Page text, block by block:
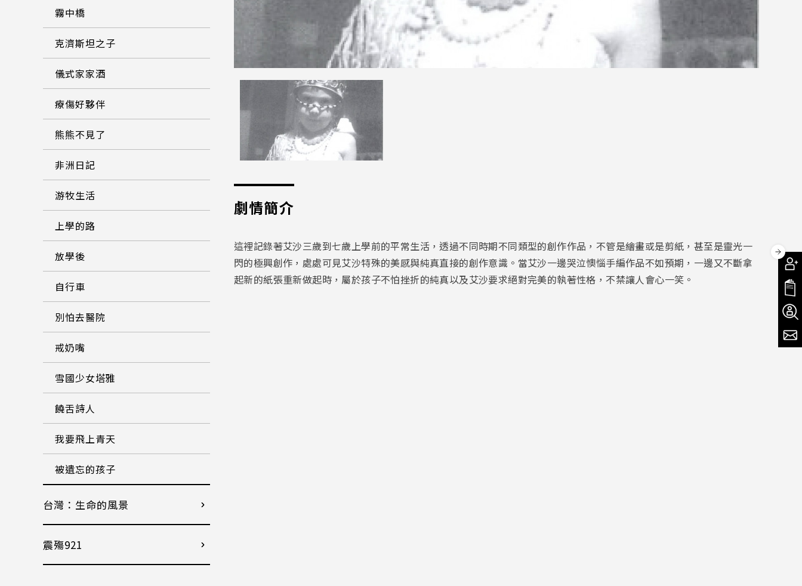
劇情簡介
這裡記錄著艾沙三歲到七歲上學前的平常生活，透過不同時期不同類型的創作作品，不管是繪畫或是剪紙，甚至是靈光一
閃的極興創作，處處可見艾沙特殊的美感與純真直接的創作意識。當艾沙一邊哭泣懊惱手編作品不如預期，一邊又不斷拿
起新的紙張重新做起時，屬於孩子不怕挫折的純真以及艾沙要求絕對完美的執著性格，不禁讓人會心一笑。
霧中橋
克濟斯坦之子
儀式家家酒
療傷好夥伴
熊熊不見了
非洲日記
游牧生活
上學的路
放學後
自行車
別怕去醫院
戒奶嘴
雪國少女塔雅
饒舌詩人
我要飛上青天
被遺忘的孩子
台灣：生命的風景
震殤921